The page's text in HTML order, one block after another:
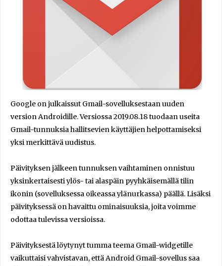
Google on julkaissut Gmail-sovelluksestaan uuden
version Androidille. Versiossa 2019.08.18 tuodaan useita
Gmail-tunnuksia hallitsevien käyttäjien helpottamiseksi
yksi merkittävä uudistus.
Päivityksen jälkeen tunnuksen vaihtaminen onnistuu
yksinkertaisesti ylös- tai alaspäin pyyhkäisemällä tilin
ikonin (sovelluksessa oikeassa ylänurkassa) päällä. Lisäksi
päivityksessä on havaittu ominaisuuksia, joita voimme
odottaa tulevissa versioissa.
Päivityksestä löytynyt tumma teema Gmail-widgetille
vaikuttaisi vahvistavan, että Android Gmail-sovellus saa